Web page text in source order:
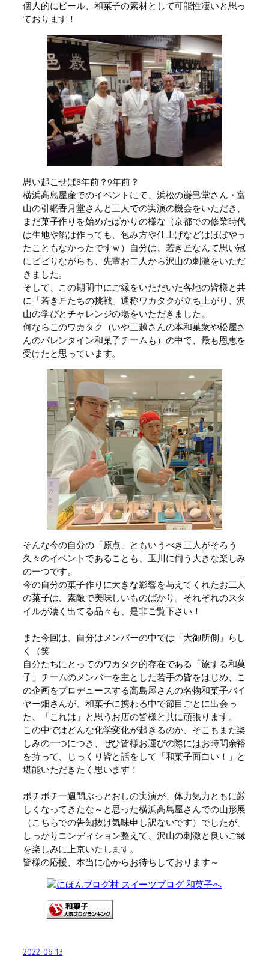
個人的にビール、和菓子の素材として可能性凄いと思っ
ております！
思い起こせば8年前？9年前？
横浜高島屋産でのイベントにて、浜松の巌邑堂さん・富
山の引網香月堂さんと三人での実演の機会をいただき、
まだ菓子作りを始めたばかりの様な（京都での修業時代
は生地や餡は作っても、包み方や仕上げなどはほぼやっ
たこともなかったですｗ）自分は、若き匠なんて思い冠
にビビりながらも、先輩お二人から沢山の刺激をいただ
きました。
そして、この期間中にご縁をいただいた各地の皆様と共
に「若き匠たちの挑戦」通称ワカタクが立ち上がり、沢
山の学びとチャレンジの場をいただきました。
何ならこのワカタク（いや三越さんの本和菓衆や松屋さ
んのバレンタイン和菓子チームも）の中で、最も恩恵を
受けたと思っています。
そんな今の自分の「原点」ともいうべき三人がそろう
久々のイベントであることも、玉川に伺う大きな楽しみ
の一つです。
今の自分の菓子作りに大きな影響を与えてくれたお二人
の菓子は、素敵で美味しいものばかり。それぞれのスタ
イルが凄く出てる品々も、是非ご覧下さい！
また今回は、自分はメンバーの中では「大御所側」らし
く（笑
自分たちにとってのワカタク的存在である「旅する和菓
子」チームのメンバーを主とした若手の皆をはじめ、こ
の企画をプロデュースする高島屋さんの名物和菓子バイ
ヤー畑さんが、和菓子に携わる中で節目ごとに出会っ
た、「これは」と思うお店の皆様と共に頑張ります。
この中ではどんな化学変化が起きるのか、そこもまた楽
しみの一つにつき、ぜひ皆様お運びの際にはお時間余裕
を持って、じっくり皆と話をして「和菓子面白い！」と
堪能いただきたく思います！
ボチボチ一週間ぶっとおしの実演が、体力気力ともに厳
しくなってきたな～と思った横浜高島屋さんでの山形展
（こちらでの告知抜け気味申し訳ないです）でしたが、
しっかりコンディション整えて、沢山の刺激と良いご縁
を楽しみに上京いたします。
皆様の応援、本当に心からお待ちしております～
2022-06-13